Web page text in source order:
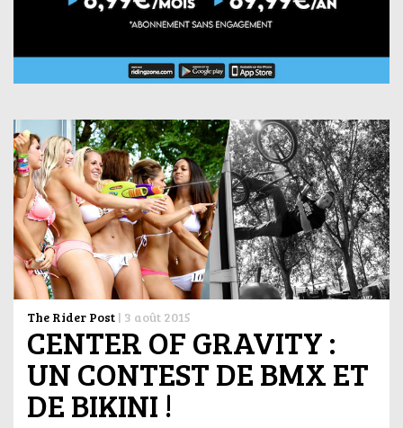
The Rider Post | 3 août 2015
CENTER OF GRAVITY :
UN CONTEST DE BMX ET
DE BIKINI !